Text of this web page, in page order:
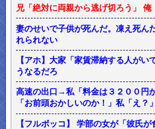
兄「絶対に両親から逃げ切ろう」
妻のせいで子供が死んだ。凍え死ん
れられない
【アホ】大家「家賃滞納する人が
うなるだろ
高速の出口→私「料金は３２００円
「お前頭おかしいのか！」私「え？」
【フルボッコ】 学部の女が「彼氏